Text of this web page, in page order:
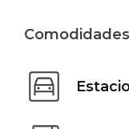
Comodidades